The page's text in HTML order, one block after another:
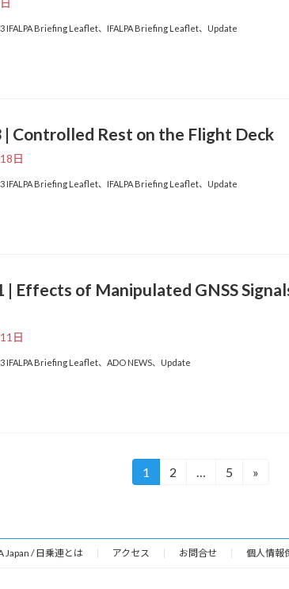
IFALPA Briefing Leaflet、 IFALPA Briefing Leaflet、 Update
| Controlled Rest on the Flight Deck
日
IFALPA Briefing Leaflet、 IFALPA Briefing Leaflet、 Update
| Effects of Manipulated GNSS
日
IFALPA Briefing Leaflet、 ADO NEWS、 Update
固
ジ
1
固
ジ
2 …
固
ジ
5 »
Japan / 日乗連とは アクセス お問合せ 個人情報